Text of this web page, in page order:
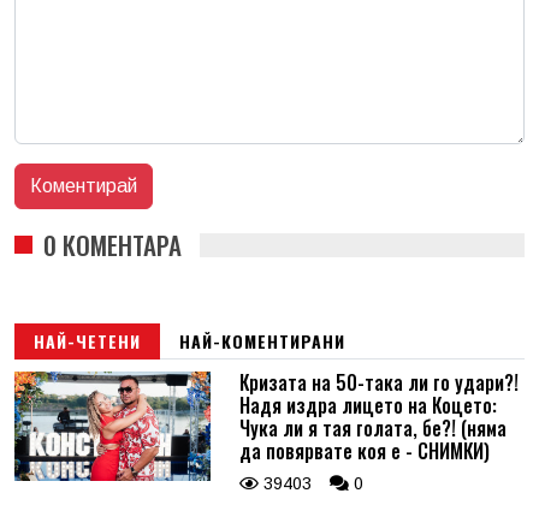
0 КОМЕНТАРА
НАЙ-ЧЕТЕНИ НАЙ-КОМЕНТИРАНИ
Кризата на 50-така ли го удари?!
Надя издра лицето на Коцето:
Чука ли я тая голата, бе?! (няма
да повярвате коя е - СНИМКИ)
39403 0